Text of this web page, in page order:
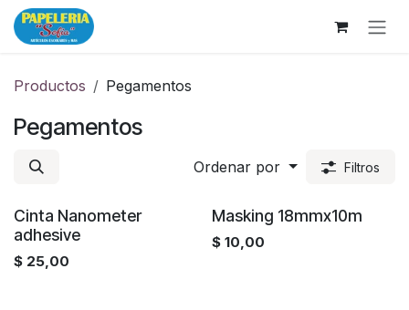
Ir al contenido
Productos Pegamentos
Pegamentos
Ordenar por Filtros
¡Nuevo!
Cinta Nanometer
adhesive
$ 25,00
¡Nuevo!
Masking 18mmx10m
$ 10,00